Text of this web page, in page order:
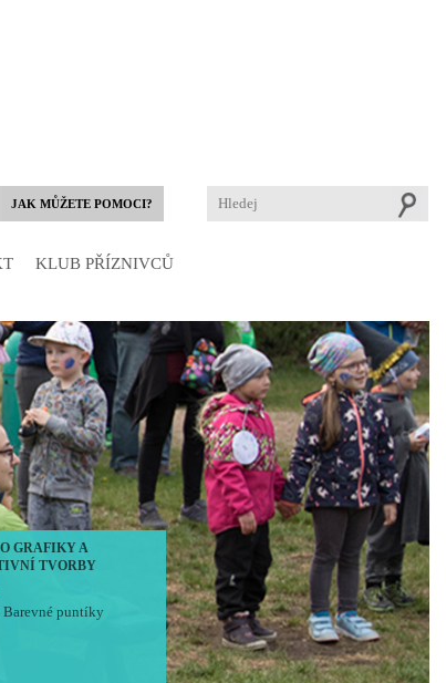
JAK MŮŽETE POMOCI?
KLUB PŘÍZNIVCŮ
GRAFIKY A
TVORBY
Barevné puntíky